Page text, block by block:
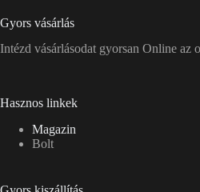
Gyors vásárlás
Intézd vásárlásodat gyorsan Online az
Hasznos linkek
Magazin
Bolt